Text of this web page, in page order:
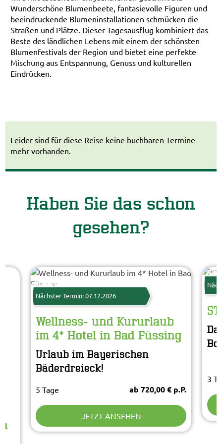
Wunderschöne Blumenbeete, fantasievolle Figuren und
beeindruckende Blumeninstallationen schmücken die
Straßen und Plätze. Dieser Tagesausflug kombiniert das
Beste des ländlichen Lebens mit einem der schönsten
Blumenfestivals der Region und bietet eine perfekte
Mischung aus Entspannung, Genuss und kulturellen
Eindrücken.
Leider sind für diese Reise keine buchbaren Termine
mehr vorhanden.
Haben Sie das schon
gesehen?
© Kur- und GästeService Bad Füssing
Nächster Termin: 07.12.2026
Wellness- und Kururlaub
im 4* Hotel in Bad Füssing
Urlaub im Bayerischen
Bäderdreieck!
5 Tage ab 720,00 € p.P.
JETZT ANSEHEN
3